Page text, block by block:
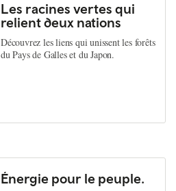
Les racines vertes qui
relient deux nations
Découvrez les liens qui unissent les forêts
du Pays de Galles et du Japon.
Énergie pour le peuple.